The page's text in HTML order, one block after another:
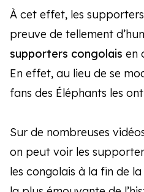
À cet effet, les
preuve de tellement
supporters congolais en
En effet, au lieu de se
fans des Éléphants les
Sur de nombreuses
on peut voir les
les congolais à la fin de